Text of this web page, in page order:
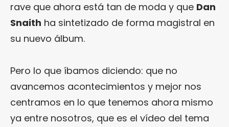
rave que ahora está tan de moda y que Dan
Snaith ha sintetizado de forma magistral en
su nuevo álbum.
Pero lo que íbamos diciendo: que no
avancemos acontecimientos y mejor nos
centramos en lo que tenemos ahora mismo
ya entre nosotros, que es el vídeo del tema